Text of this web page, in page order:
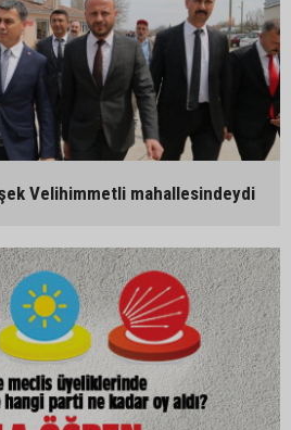
Velihimmetli mahallesindeydi